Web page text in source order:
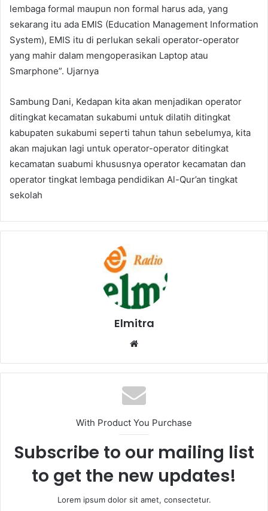
lembaga formal maupun non formal harus ada, yang
sekarang itu ada EMIS (Education Management Information
System), EMIS itu di perlukan sekali operator-operator
yang mahir dalam mengoperasikan Laptop atau
Smarphone”. Ujarnya
Sambung Dani, Kedapan kita akan menjadikan operator
ditingkat kecamatan sukabumi untuk dilatih ditingkat
kabupaten sukabumi seperti tahun tahun sebelumya, kita
akan majukan lagi untuk operator-operator ditingkat
kecamatan suabumi khususnya operator kecamatan dan
operator tingkat lembaga pendidikan Al-Qur’an tingkat
sekolah
Elmitra
Website
With Product You Purchase
Subscribe to our mailing list
to get the new updates!
Lorem ipsum dolor sit amet, consectetur.